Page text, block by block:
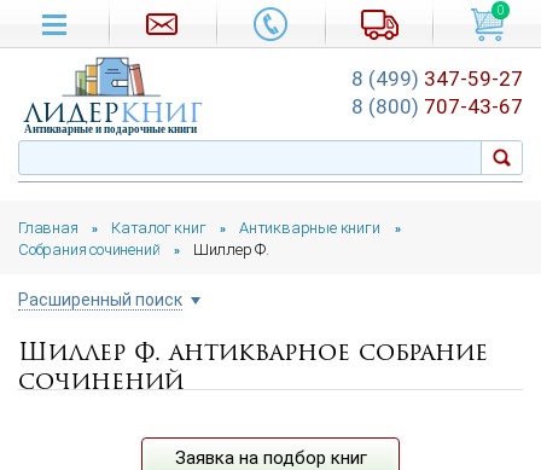
Главная » Каталог книг » Антикварные книги »
Собрания сочинений » Шиллер Ф.
Расширенный поиск
Цена руб.
от
до
Шиллер Ф. антикварное собрание
сочинений
Заявка на подбор книг
0
лидеркниг
Антикварные и подарочные книги
8 (499) 347-59-27
8 (800) 707-43-67